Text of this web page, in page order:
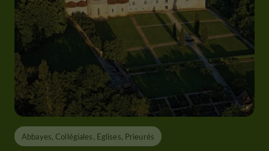
Abbayes, Collégiales, Eglises, Prieurés